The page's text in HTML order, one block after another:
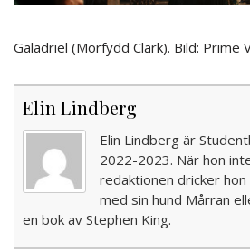
Galadriel (Morfydd Clark). Bild: Prime
Elin Lindberg
Elin Lindberg är
2022-2023. När hon
redaktionen dricker
med sin hund Mårran
en bok av Stephen King.